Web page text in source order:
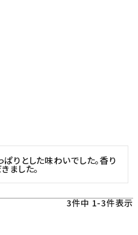
ぱりとした味わいでした。香り
ました。
3件中 1-3件表示